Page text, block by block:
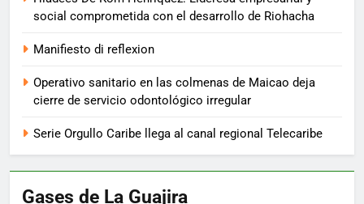
social comprometida con el desarrollo de Riohacha
Manifiesto di reflexion
Operativo sanitario en las colmenas de Maicao deja
cierre de servicio odontológico irregular
Serie Orgullo Caribe llega al canal regional Telecaribe
Gases de La Guajira